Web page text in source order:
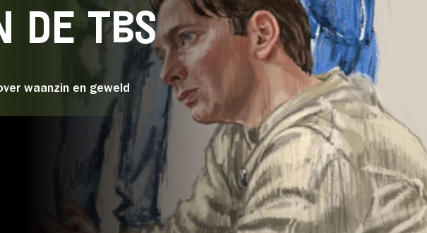
Educatie
Over Stichting LUX
Nieuws
DE TBS
waanzin en geweld